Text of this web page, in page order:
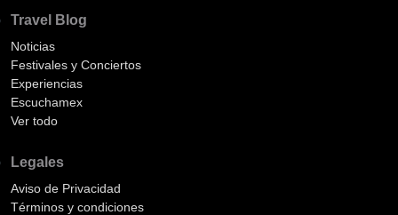
Travel Blog
Noticias
Festivales y Conciertos
Experiencias
Escuchamex
Ver todo
Legales
Aviso de Privacidad
Términos y condiciones